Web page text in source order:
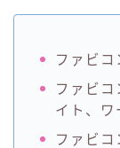
ファビコ
ファビ
イト、ワ
ファビ